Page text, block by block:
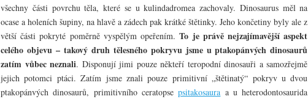
všechny části povrchu těla, které se u kulindadromea zachovaly. Dinosaurus měl na
ocase a holeních šupiny, na hlavě a zádech pak krátké štětinky. Jeho končetiny byly ale z
větší části pokryté poměrně vyspělým opeřením.To je právě nejzajímavější aspekt
celého objevu – takový druh tělesného pokryvu jsme u ptakopánvých dinosaurů
zatím vůbec neznali. Disponují jimi pouze někteří teropodní dinosauři a samozřejmě
jejich potomci ptáci. Zatím jsme znali pouze primitivní „štětinatý“ pokryv u dvou
ptakopánvých dinosaurů, primitivního ceratopsepsitakosaura a u heterodontosaurida